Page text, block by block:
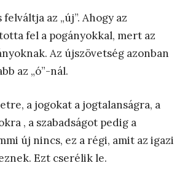
az „új”. Ahogy az
fel a pogányokkal, mert az
Az újszövetség azonban
az „ó”-nál.
a jogokat a jogtalanságra, a
, a szabadságot pedig a
új nincs, ez a régi, amit az igazi
Ezt cserélik le.